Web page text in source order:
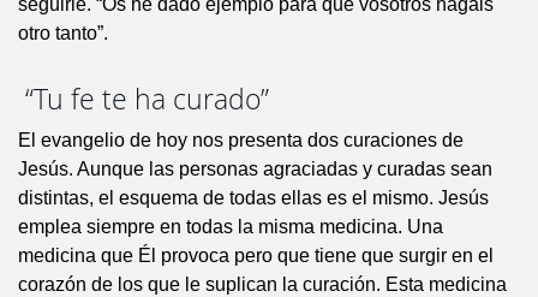
seguirle. “Os he dado ejemplo para que vosotros hagáis
otro tanto”.
“Tu fe te ha curado”
El evangelio de hoy nos presenta dos curaciones de
Jesús. Aunque las personas agraciadas y curadas sean
distintas, el esquema de todas ellas es el mismo. Jesús
emplea siempre en todas la misma medicina. Una
medicina que Él provoca pero que tiene que surgir en el
corazón de los que le suplican la curación. Esta medicina